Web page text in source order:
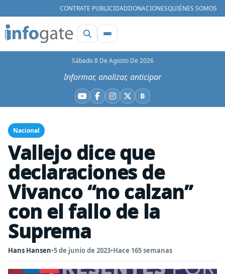
CONTRATE PUBLICIDADDONACIONESQUIÉNES SOMOS
Sábado 8 De Agosto De 2026
Informar, analizar, anticipar
YouTube
Facebook
Instagram
X BBluesky
Nacional
Vallejo dice que
declaraciones de
Vivanco “no calzan”
con el fallo de la
Suprema
Hans Hansen•5 de junio de 2023•Hace 165 semanas